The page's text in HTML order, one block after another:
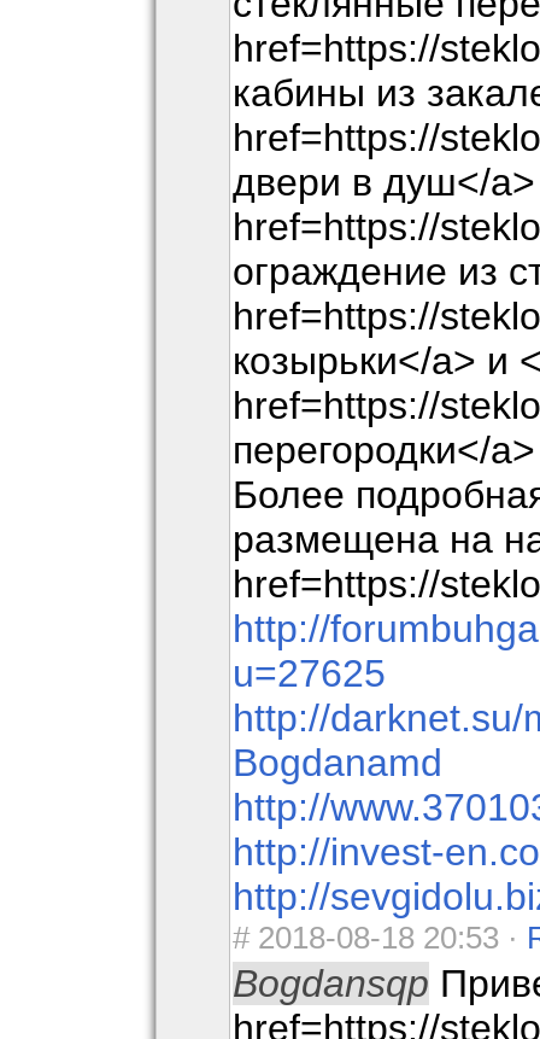
href=https://
кабины из
href=https://
двери в душ</
href=https://
ограждение из
href=https://
козырьки</a> и
href=https://
перегородки</a>
Более
размещена на
href=https://
http://
u=27625
http://darknet.su/
Bogdanamd
http://
http://invest-
http://
#2018-08-18 20:53 ·
Bogdansqp
href=https://